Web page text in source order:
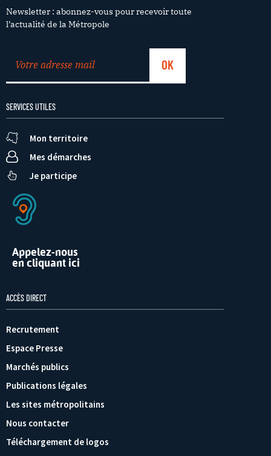
Newsletter : abonnez-vous pour recevoir toute
l’actualité de la Métropole
SERVICES UTILES
Mon territoire
Mes démarches
Je participe
Appelez-nous
en cliquant ici
ACCÈS DIRECT
Recrutement
Espace Presse
Marchés publics
Publications légales
Les sites métropolitains
Nous contacter
Téléchargement de logos